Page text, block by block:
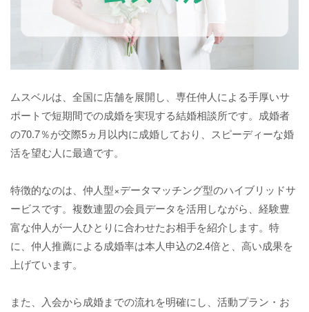
ムスベルは、全国に店舗を展開し、専任仲人による手厚いサ
ポートで短期間での成婚を実現する結婚相談所です。成婚者
の70.7％が交際5ヵ月以内に成婚しており、スピーディーな婚
活を望む人に最適です。
特徴的なのは、仲人型×データマッチング型のハイブリッドサ
ービスです。複数連盟の会員データを活用しながら、経験豊
富な仲人が一人ひとりに合わせたお相手を紹介します。特
に、仲人推薦による成婚率は本人申込の2.4倍と、高い成果を
上げています。
また、入会から成婚までの流れを明確にし、活動プラン・お